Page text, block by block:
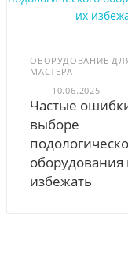
ОБОРУДОВАНИЕ
МАСТЕРА
—
10.06.2025
Частые
выборе
оборудования
избежать